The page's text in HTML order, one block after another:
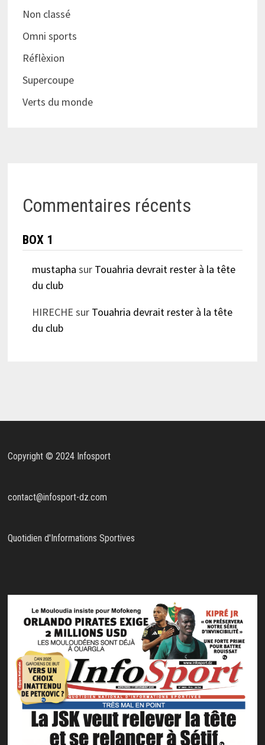
Non classé
Omni sports
Réflèxion
Supercoupe
Verts du monde
Commentaires récents
BOX 1
mustapha sur Touahria devrait rester à la tête
du club
HIRECHE sur Touahria devrait rester à la tête
du club
Copyright © 2024 Infosport
contact@infosport-dz.com
Quotidien d'Informations Sportives